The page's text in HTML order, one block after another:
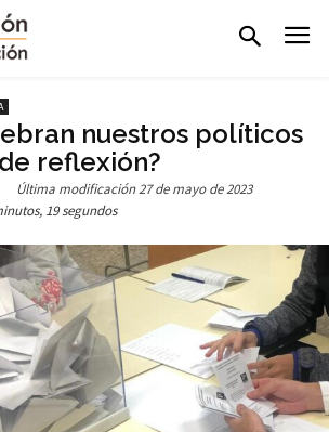
nuestros políticos
reflexión?
Última modificación27 de mayo de 2023
19 segundos